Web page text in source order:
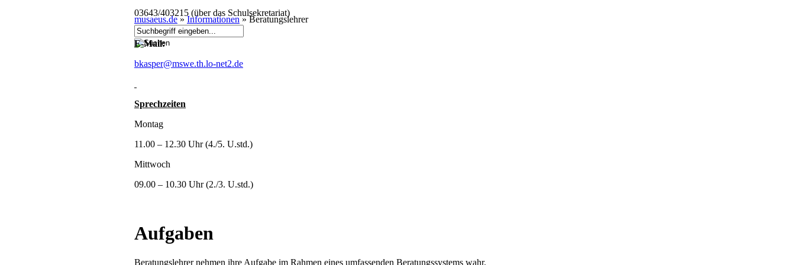
musaeus.de»Informationen»Beratungslehrer
03643/403215 (über das Schulsekretariat)
E-Mail:
bkasper@mswe.th.lo-net2.de
Sprechzeiten
Montag
11.00 – 12.30 Uhr (4./5. U.std.)
Mittwoch
09.00 – 10.30 Uhr (2./3. U.std.)
Aufgaben
Beratungslehrer nehmen ihre Aufgabe im Rahmen eines umfassenden Beratungssystems wahr.